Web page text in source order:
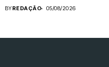
BYREDAÇÃO 05/08/2026